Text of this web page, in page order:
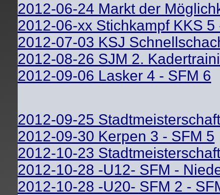
2012-06-24 Markt der
2012-06-xx Stichkampf KKS 5
2012-07-03 KSJ
2012-08-26 SJM 2.
2012-09-06 Lasker 4 - SFM 6
2012-09-25
2012-09-30 Kerpen 3 - SFM 5
2012-10-23
2012-10-28 -U12- SFM -
2012-10-28 -U20- SFM 2 -